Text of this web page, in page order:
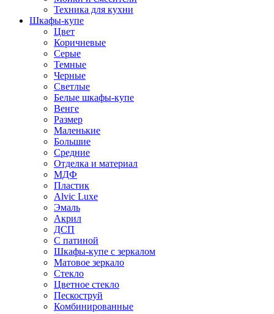
Техника для кухни
Шкафы-купе
Цвет
Коричневые
Серые
Темные
Черные
Светлые
Белые шкафы-купе
Венге
Размер
Маленькие
Большие
Средние
Отделка и материал
МДФ
Пластик
Alvic Luxe
Эмаль
Акрил
ДСП
С патиной
Шкафы-купе с зеркалом
Матовое зеркало
Стекло
Цветное стекло
Пескоструй
Комбинированные